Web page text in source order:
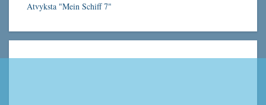
Atvyksta "Mein Schiff 7"